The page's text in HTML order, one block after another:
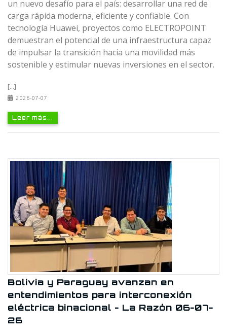
un nuevo desafío para el país: desarrollar una red de
carga rápida moderna, eficiente y confiable. Con
tecnología Huawei, proyectos como ELECTROPOINT
demuestran el potencial de una infraestructura capaz
de impulsar la transición hacia una movilidad más
sostenible y estimular nuevas inversiones en el sector.
[...]
2026-07-07
Leer más...
Bolivia y Paraguay avanzan en
entendimientos para interconexión
eléctrica binacional - La Razón 06-07-
26